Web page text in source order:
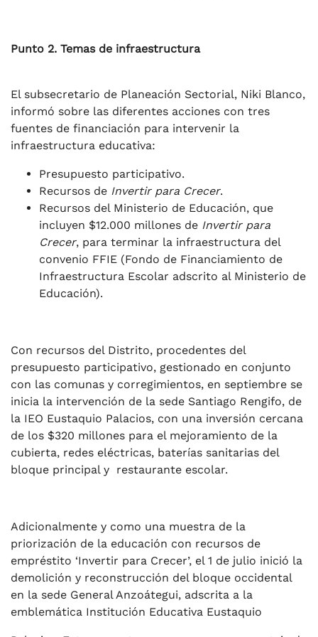
Punto 2. Temas de infraestructura
El subsecretario de Planeación Sectorial, Niki Blanco,
informó sobre las diferentes acciones con tres
fuentes de financiación para intervenir la
infraestructura educativa:
Presupuesto participativo.
Recursos de Invertir para Crecer.
Recursos del Ministerio de Educación, que
incluyen $12.000 millones de Invertir para
Crecer, para terminar la infraestructura del
convenio FFIE (Fondo de Financiamiento de
Infraestructura Escolar adscrito al Ministerio de
Educación).
Con recursos del Distrito, procedentes del
presupuesto participativo, gestionado en conjunto
con las comunas y corregimientos, en septiembre se
inicia la intervención de la sede Santiago Rengifo, de
la IEO Eustaquio Palacios, con una inversión cercana
de los $320 millones para el mejoramiento de la
cubierta, redes eléctricas, baterías sanitarias del
bloque principal y restaurante escolar.
Adicionalmente y como una muestra de la
priorización de la educación con recursos de
empréstito ‘Invertir para Crecer’, el 1 de julio inició la
demolición y reconstrucción del bloque occidental
en la sede General Anzoátegui, adscrita a la
emblemática Institución Educativa Eustaquio